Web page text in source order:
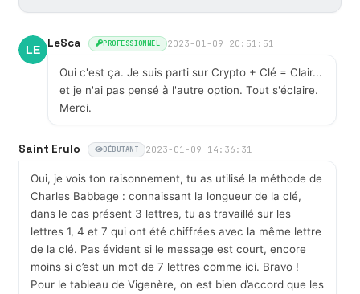
LeSca PROFESSIONNEL 2023-01-09 20:51:51
Oui c'est ça. Je suis parti sur Crypto + Clé = Clair...
et je n'ai pas pensé à l'autre option. Tout s'éclaire.
Merci.
Saint Erulo DÉBUTANT 2023-01-09 14:36:31
Oui, je vois ton raisonnement, tu as utilisé la méthode de
Charles Babbage : connaissant la longueur de la clé,
dans le cas présent 3 lettres, tu as travaillé sur les
lettres 1, 4 et 7 qui ont été chiffrées avec la même lettre
de la clé. Pas évident si le message est court, encore
moins si c’est un mot de 7 lettres comme ici. Bravo !
Pour le tableau de Vigenère, on est bien d’accord que les